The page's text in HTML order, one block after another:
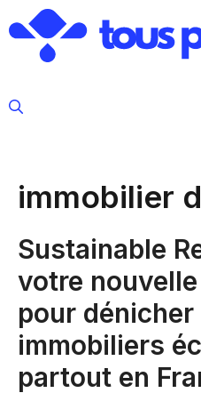
au
contenu
immobilier
Sustainable
votre
pour
immobiliers
partout en